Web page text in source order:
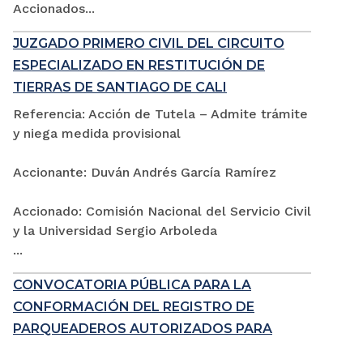
Accionados...
JUZGADO PRIMERO CIVIL DEL CIRCUITO
ESPECIALIZADO EN RESTITUCIÓN DE
TIERRAS DE SANTIAGO DE CALI
Referencia: Acción de Tutela – Admite trámite
y niega medida provisional
Accionante: Duván Andrés García Ramírez
Accionado: Comisión Nacional del Servicio Civil
y la Universidad Sergio Arboleda
...
CONVOCATORIA PÚBLICA PARA LA
CONFORMACIÓN DEL REGISTRO DE
PARQUEADEROS AUTORIZADOS PARA